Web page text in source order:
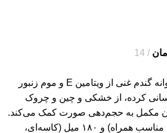
14
این کرم با ترکیب روغن جوانه گندم غنی از ویتامین E و موم زنبور
کرده، از خشکی و چین و چروک
مکمل به حجم‌دهی صورت کمک می‌کند.
در دو حجم ۶۰ میل (تیوپی، مناسب همراه) و ۱۸۰ میل (کاسه‌ای،